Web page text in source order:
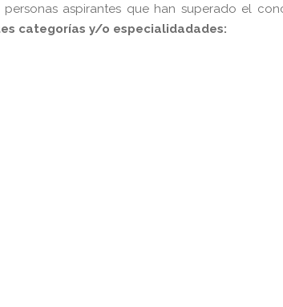
aspirantes que han superado el
categorías y/o especialidadades: